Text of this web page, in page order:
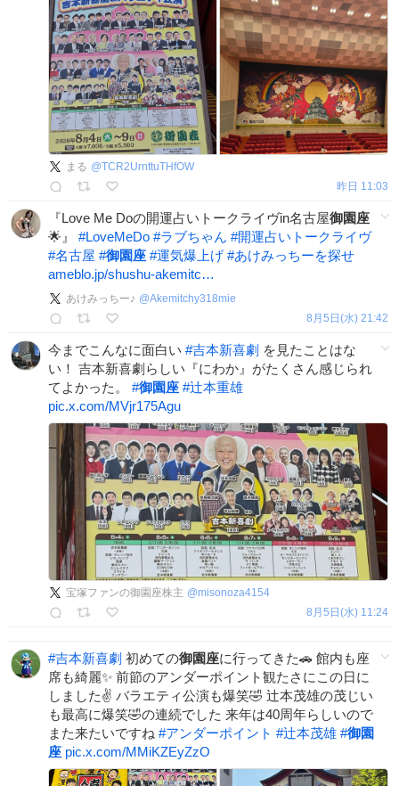
まる @TCR2UrnttuTHfOW
昨日 11:03
『Love Me Doの開運占いトークライヴin名古屋御園座
🌟』 #LoveMeDo #ラブちゃん #開運占いトークライヴ
#名古屋 #御園座 #運気爆上げ #あけみっちーを探せ
ameblo.jp/shushu-akemitc…
あけみっちー♪ @Akemitchy318mie
8月5日(水) 21:42
今までこんなに面白い #吉本新喜劇 を見たことはな
い！ 吉本新喜劇らしい『にわか』がたくさん感じられ
てよかった。 #御園座 #辻本重雄
pic.x.com/MVjr175Agu
宝塚ファンの御園座株主 @misonoza4154
8月5日(水) 11:24
#吉本新喜劇 初めての御園座に行ってきた🚗 館内も座
席も綺麗✨ 前節のアンダーポイント観たさにこの日に
しました✌️ バラエティ公演も爆笑🤣 辻本茂雄の茂じい
も最高に爆笑🤣の連続でした 来年は40周年らしいので
また来たいですね #アンダーポイント #辻本茂雄 #御園
座 pic.x.com/MMiKZEyZzO